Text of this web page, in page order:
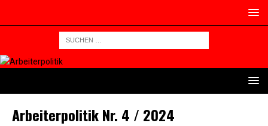
Arbeiterpolitik Nr. 4 / 2024